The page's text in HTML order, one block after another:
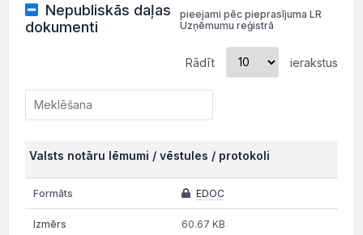
Nepubliskās daļas
dokumenti
pieejami pēc pieprasījuma LR
Uzņēmumu reģistrā
Rādīt ierakstus
Valsts notāru lēmumi / vēstules / protokoli
EDOC
60.67 KB